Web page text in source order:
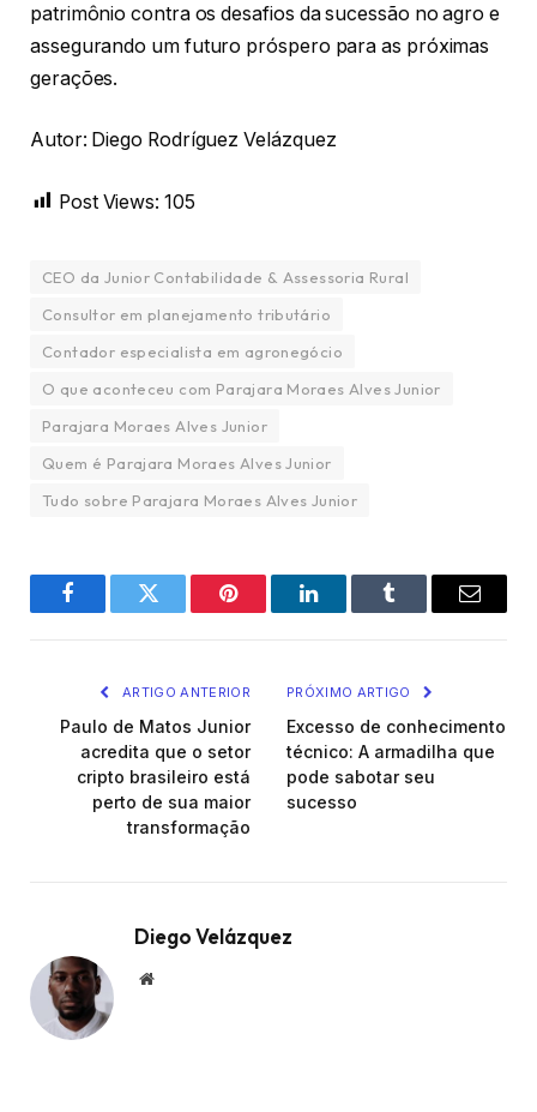
patrimônio contra os desafios da sucessão no agro e
assegurando um futuro próspero para as próximas
gerações.
Autor: Diego Rodríguez Velázquez
Post Views: 105
CEO da Junior Contabilidade & Assessoria Rural
Consultor em planejamento tributário
Contador especialista em agronegócio
O que aconteceu com Parajara Moraes Alves Junior
Parajara Moraes Alves Junior
Quem é Parajara Moraes Alves Junior
Tudo sobre Parajara Moraes Alves Junior
FacebookTwitter Pinterest LinkedInTumblr Email
ARTIGO ANTERIOR
Paulo de Matos Junior
acredita que o setor
cripto brasileiro está
perto de sua maior
transformação
PRÓXIMO ARTIGO
Excesso de conhecimento
técnico: A armadilha que
pode sabotar seu
sucesso
Diego Velázquez
Website